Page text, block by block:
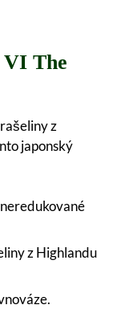
VI The
z
japonský
z Highlandu